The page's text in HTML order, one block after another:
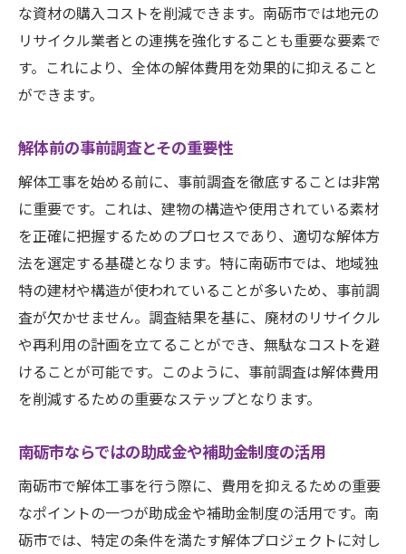
な資材の購入コストを削減できます。南砺市では地元の
リサイクル業者との連携を強化することも重要な要素で
す。これにより、全体の解体費用を効果的に抑えること
ができます。
解体前の事前調査とその重要性
解体工事を始める前に、事前調査を徹底することは非常
に重要です。これは、建物の構造や使用されている素材
を正確に把握するためのプロセスであり、適切な解体方
法を選定する基礎となります。特に南砺市では、地域独
特の建材や構造が使われていることが多いため、事前調
査が欠かせません。調査結果を基に、廃材のリサイクル
や再利用の計画を立てることができ、無駄なコストを避
けることが可能です。このように、事前調査は解体費用
を削減するための重要なステップとなります。
南砺市ならではの助成金や補助金制度の活用
南砺市で解体工事を行う際に、費用を抑えるための重要
なポイントの一つが助成金や補助金制度の活用です。南
砺市では、特定の条件を満たす解体プロジェクトに対し